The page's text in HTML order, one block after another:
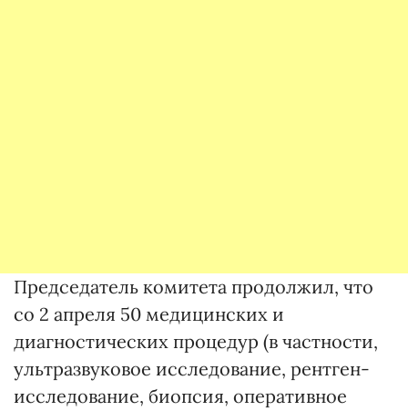
Председатель комитета продолжил, что
со 2 апреля 50 медицинских и
диагностических процедур (в частности,
ультразвуковое исследование, рентген-
исследование, биопсия, оперативное